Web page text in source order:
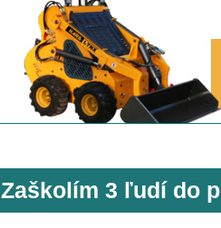
Zaškolím 3 ľudí do